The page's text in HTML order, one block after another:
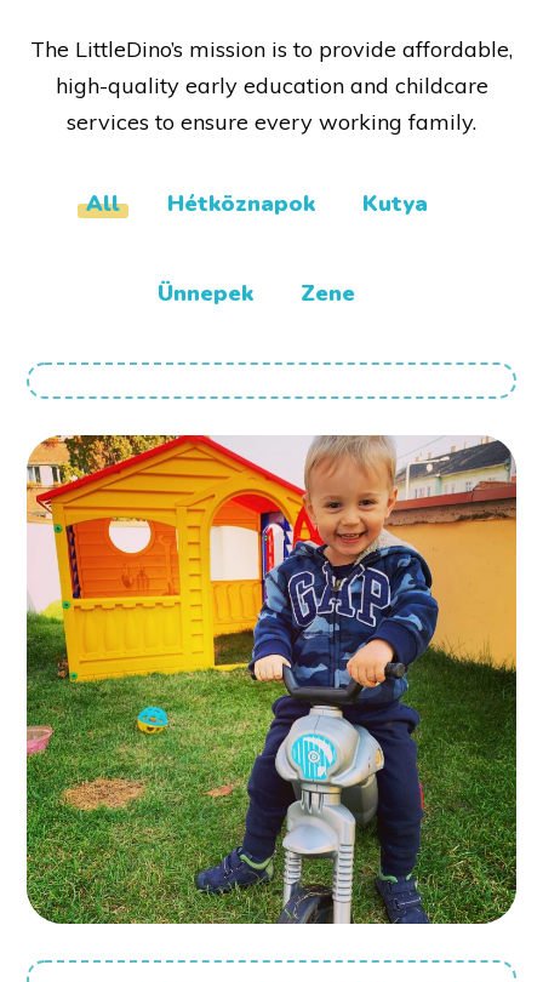
The LittleDino’s mission is to provide affordable,
high-quality early education and childcare
services to ensure every working family.
All Hétköznapok Kutya
Ünnepek Zene
Borcsa munkában
Motorosok
HÉTKÖZNAPOK
Műhelymunka a